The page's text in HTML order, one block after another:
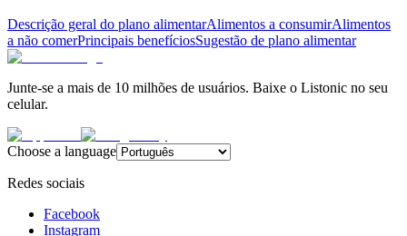
Descrição geral do plano alimentarAlimentos a consumirAlimentos
a não comerPrincipais benefíciosSugestão de plano alimentar
Junte-se a mais de 10 milhões de usuários. Baixe o Listonic no seu
celular.
Choose a language
Redes sociais
Facebook
Instagram